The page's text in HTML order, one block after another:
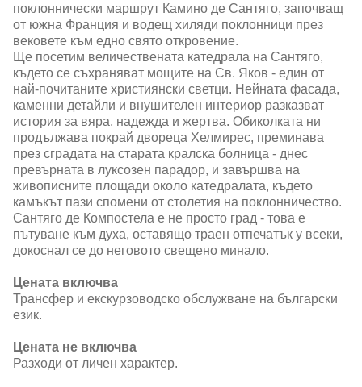
поклоннически маршрут Камино де Сантяго, започващ
от южна Франция и водещ хиляди поклонници през
вековете към едно свято откровение.
Ще посетим величествената катедрала на Сантяго,
където се съхраняват мощите на Св. Яков - един от
най-почитаните християнски светци. Нейната фасада,
каменни детайли и внушителен интериор разказват
история за вяра, надежда и жертва. Обиколката ни
продължава покрай двореца Хелмирес, преминава
през сградата на старата кралска болница - днес
превърната в луксозен парадор, и завършва на
живописните площади около катедралата, където
камъкът пази спомени от столетия на поклонничество.
Сантяго де Компостела е не просто град - това е
пътуване към духа, оставящо траен отпечатък у всеки,
докоснал се до неговото свещено минало.
Цената включва
Трансфер и екскурзоводско обслужване на български
език.
Цената не включва
Разходи от личен характер.